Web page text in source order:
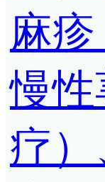
麻
慢
疗